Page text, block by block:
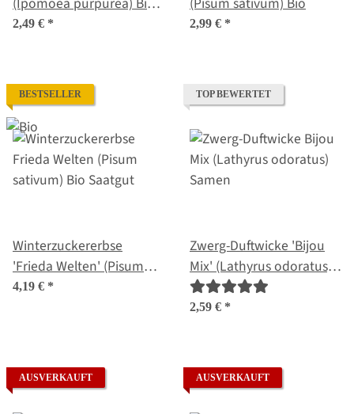
Saatgut
2,49 € * 2,99 € *
BESTSELLER
Winterzuckererbse
'Frieda Welten' (Pisum
sativum) Bio Saatgut
4,19 € *
TOP BEWERTET
Zwerg-Duftwicke 'Bijou
Mix' (Lathyrus odoratus)
Samen
2,59 € *
AUSVERKAUFT AUSVERKAUFT